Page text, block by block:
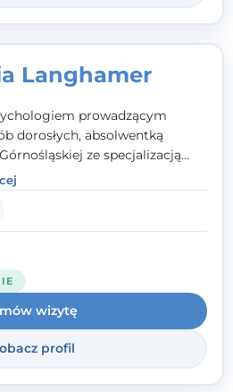
Langhamer
prowadzącym
dorosłych, absolwentką
ze specjalizacją
konsultacje
i pierwszą pomoc
w kryzysie, przewlekłym
obniżonym nastroju. Każde
z szacunkiem,
i w atmosferze zaufania.
wizytę
profil